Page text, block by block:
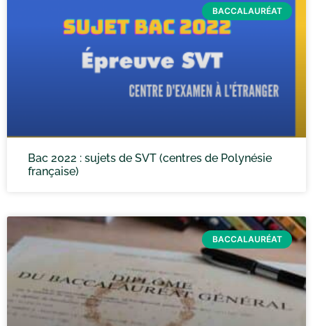
BACCALAURÉAT
Bac 2022 : sujets de SVT (centres de Polynésie
française)
BACCALAURÉAT